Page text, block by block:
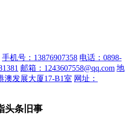
手机号：13876907358 电话：0898-
邮箱：1243607558@qq.com 地
澳发展大厦17-B1室 网址：
头条旧事